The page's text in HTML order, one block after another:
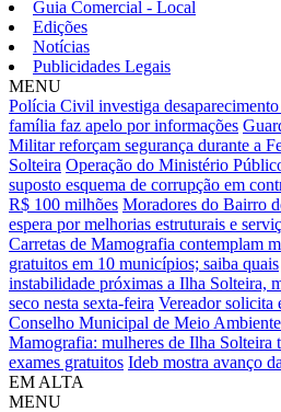
Guia Comercial - Local
Edições
Notícias
Publicidades Legais
MENU
Polícia Civil investiga desaparecimento
família faz apelo por informações
Militar reforçam segurança durante a
Solteira Operação do Ministério
suposto esquema de corrupção em
R$ 100 milhões Moradores do Bairro
espera por melhorias estruturais e
Carretas de Mamografia contemplam
gratuitos em 10 municípios; saiba quais
instabilidade próximas a Ilha Solteira,
seco nesta sexta-feira Vereador solicita
Conselho Municipal de Meio
Mamografia: mulheres de Ilha Solteira
exames gratuitos Ideb mostra avanço
EM ALTA
MENU